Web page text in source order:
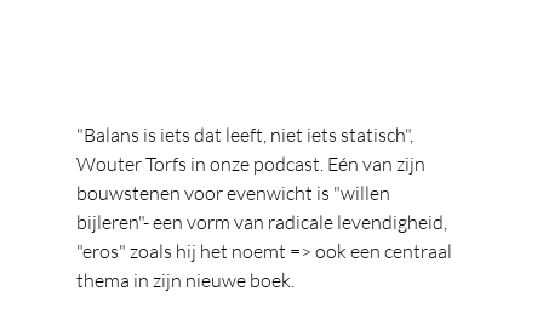
​"Balans is iets dat leeft, niet iets statisch",
Wouter Torfs in onze podcast. Eén van zijn
bouwstenen voor evenwicht is "willen
bijleren"- een vorm van radicale levendigheid,
"eros" zoals hij het noemt => ook een centraal
thema in zijn nieuwe boek.